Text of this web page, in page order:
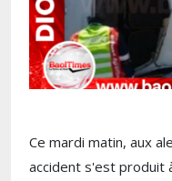
Ce mardi matin, aux
accident s'est produit